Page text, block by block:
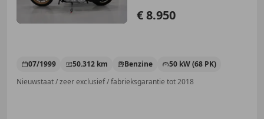
€ 8.950
07/1999 50.312 km Benzine
50 kW (68 PK)
Nieuwstaat / zeer exclusief / fabrieksgarantie tot 2018